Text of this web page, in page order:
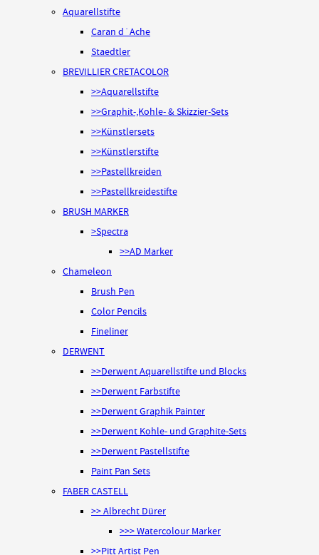
Aquarellstifte
Caran d´Ache
Staedtler
BREVILLIER CRETACOLOR
>>Aquarellstifte
>>Graphit-,Kohle- & Skizzier-Sets
>>Künstlersets
>>Künstlerstifte
>>Pastellkreiden
>>Pastellkreidestifte
BRUSH MARKER
>Spectra
>>AD Marker
Chameleon
Brush Pen
Color Pencils
Fineliner
DERWENT
>>Derwent Aquarellstifte und Blocks
>>Derwent Farbstifte
>>Derwent Graphik Painter
>>Derwent Kohle- und Graphite-Sets
>>Derwent Pastellstifte
Paint Pan Sets
FABER CASTELL
>> Albrecht Dürer
>>> Watercolour Marker
>>Pitt Artist Pen